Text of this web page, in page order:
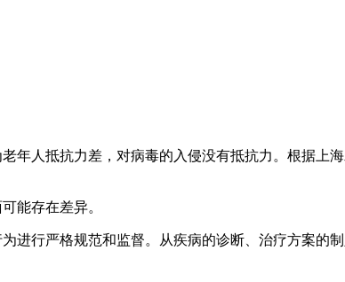
年人抵抗力差，对病毒的入侵没有抵抗力。根据上
能存在差异。
进行严格规范和监督。从疾病的诊断、治疗方案的